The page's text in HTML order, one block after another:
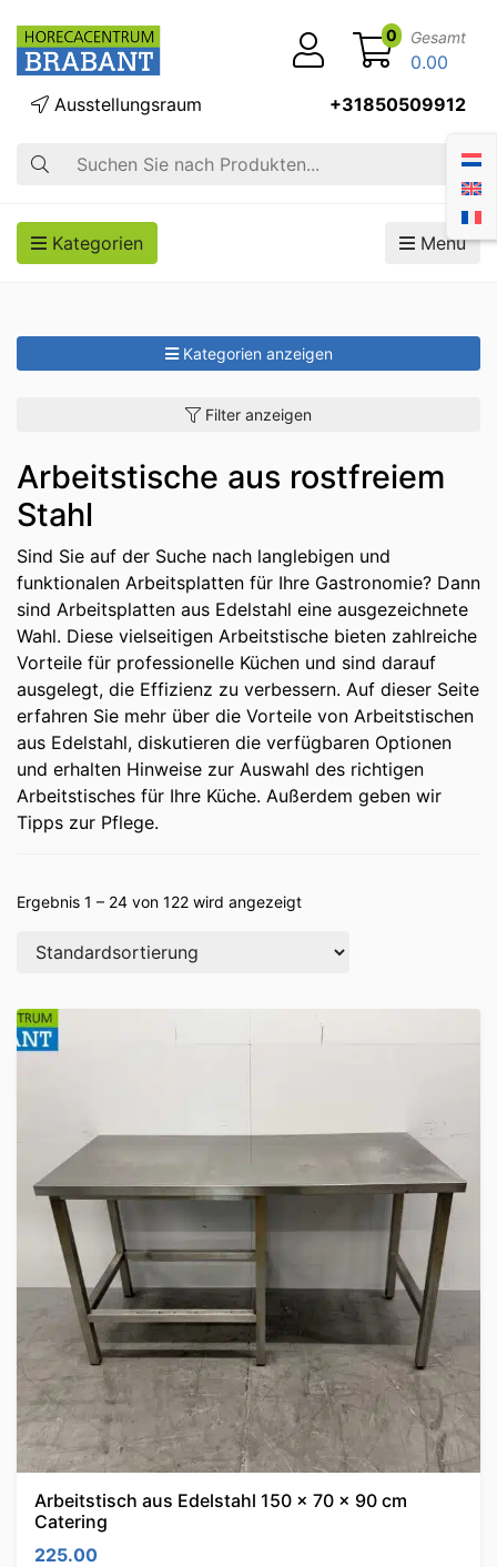
Suche
Ausstellungsraum +31850509912
0 Gesamt
0.00
Kategorien Menü
Kategorien anzeigen
Filter anzeigen
Arbeitstische aus rostfreiem
Stahl
Sind Sie auf der Suche nach langlebigen und
funktionalen Arbeitsplatten für Ihre Gastronomie? Dann
sind Arbeitsplatten aus Edelstahl eine ausgezeichnete
Wahl. Diese vielseitigen Arbeitstische bieten zahlreiche
Vorteile für professionelle Küchen und sind darauf
ausgelegt, die Effizienz zu verbessern. Auf dieser Seite
erfahren Sie mehr über die Vorteile von Arbeitstischen
aus Edelstahl, diskutieren die verfügbaren Optionen
und erhalten Hinweise zur Auswahl des richtigen
Arbeitstisches für Ihre Küche. Außerdem geben wir
Tipps zur Pflege.
Ergebnis 1 – 24 von 122 wird angezeigt
Arbeitstisch aus Edelstahl 150 x 70 x 90 cm
Catering
225.00